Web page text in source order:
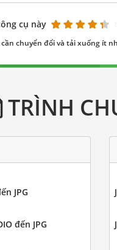
cụ này
cần chuyển đổi và tải xuống ít
TRÌNH
JPG
đến JPG